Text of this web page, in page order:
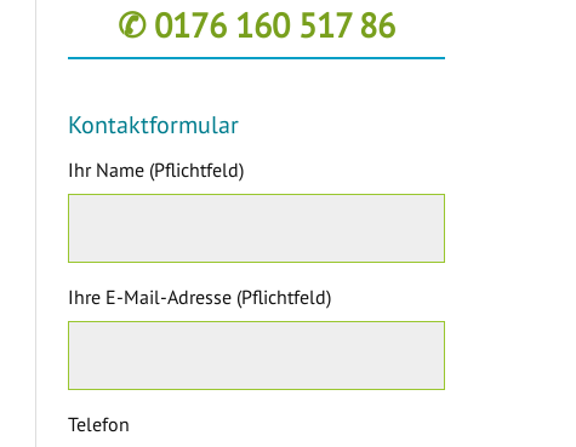
✆ 0176 160 517 86
Kontaktformular
Ihr Name (Pflichtfeld)
Ihre E-Mail-Adresse (Pflichtfeld)
Telefon